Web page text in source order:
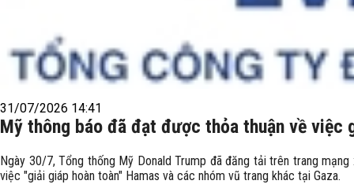
31/07/2026 14:41
Mỹ thông báo đã đạt được thỏa thuận về việc
Ngày 30/7, Tổng thống Mỹ Donald Trump đã đăng tải trên trang
việc "giải giáp hoàn toàn" Hamas và các nhóm vũ trang khác tại Gaza.